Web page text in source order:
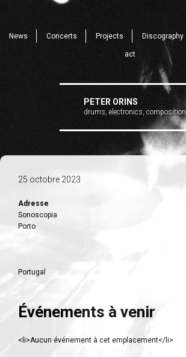
News Concerts Projects Discography
act
PETER ORINS
drums, electronics, composition
25 octobre 2023
Adresse
Sonoscopia
Porto
Portugal
Événements à venir
<li>Aucun événement à cet emplacement</li>